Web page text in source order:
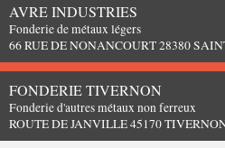
AVRE INDUSTRIES
Fonderie de métaux légers
66 RUE DE NONANCOURT 28380
FONDERIE TIVERNON
Fonderie d'autres métaux non ferreux
ROUTE DE JANVILLE 45170